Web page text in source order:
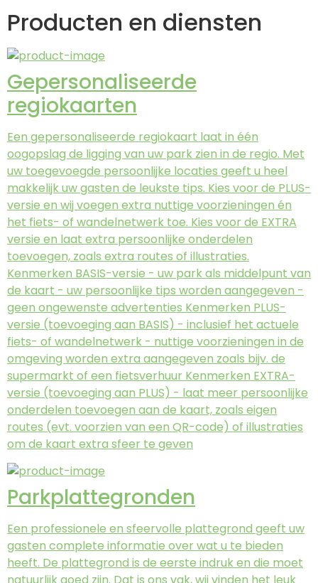
Producten en diensten
Gepersonaliseerde
regiokaarten
Een gepersonaliseerde regiokaart laat in één
oogopslag de ligging van uw park zien in de regio. Met
uw toegevoegde persoonlijke locaties geeft u heel
makkelijk uw gasten de leukste tips. Kies voor de PLUS-
versie en wij voegen extra nuttige voorzieningen én
het fiets- of wandelnetwerk toe. Kies voor de EXTRA
versie en laat extra persoonlijke onderdelen
toevoegen, zoals extra routes of illustraties.
Kenmerken BASIS-versie - uw park als middelpunt van
de kaart - uw persoonlijke tips worden aangegeven -
geen ongewenste advertenties Kenmerken PLUS-
versie (toevoeging aan BASIS) - inclusief het actuele
fiets- of wandelnetwerk - nuttige voorzieningen in de
omgeving worden extra aangegeven zoals bijv. de
supermarkt of een fietsverhuur Kenmerken EXTRA-
versie (toevoeging aan PLUS) - laat meer persoonlijke
onderdelen toevoegen aan de kaart, zoals eigen
routes (evt. voorzien van een QR-code) of illustraties
om de kaart extra sfeer te geven
Parkplattegronden
Een professionele en sfeervolle plattegrond geeft uw
gasten complete informatie over wat u te bieden
heeft. De plattegrond is de eerste indruk en die moet